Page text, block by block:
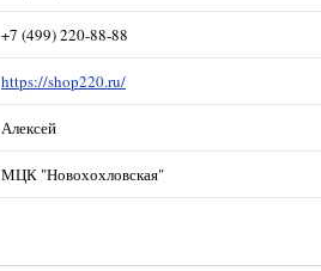
+7 (499) 220-88-88
https://shop220.ru/
Алексей
МЦК "Новохохловская"